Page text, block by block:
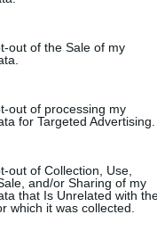
to Google and its
below specified purposes
out of the Sale of my
out of processing my
for Targeted Advertising.
out of Collection, Use,
and/or Sharing of my
that Is Unrelated with
which it was collected.
2026. augusztus 10